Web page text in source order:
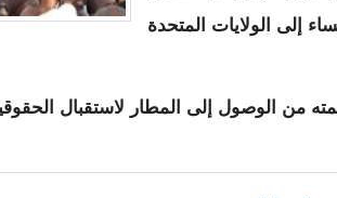
إلى الولايات المتحدة
من الوصول إلى المطار لاستقبال